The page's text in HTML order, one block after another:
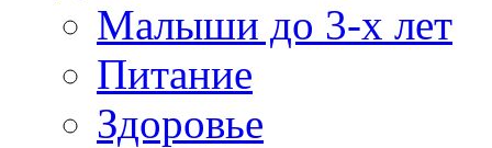
Малыши до 3-х лет
Питание
Здоровье